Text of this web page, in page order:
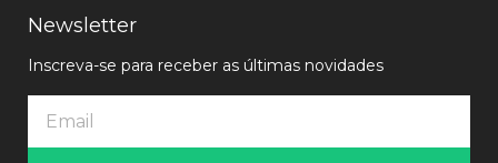
Newsletter
Inscreva-se para receber as últimas novidades